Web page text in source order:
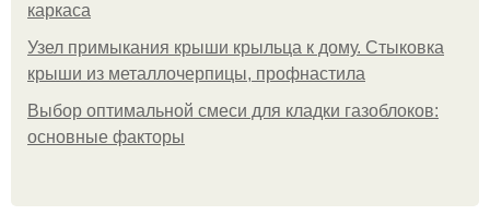
каркаса
Узел примыкания крыши крыльца к дому. Стыковка
крыши из металлочерпицы, профнастила
Выбор оптимальной смеси для кладки газоблоков:
основные факторы